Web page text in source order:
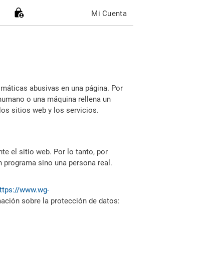
Mi Cuenta
abusivas en una página. Por
o una máquina rellena un
sitios web y los servicios.
el sitio web. Por lo tanto, por
sino una persona real.
www.wg-
sobre la protección de datos: